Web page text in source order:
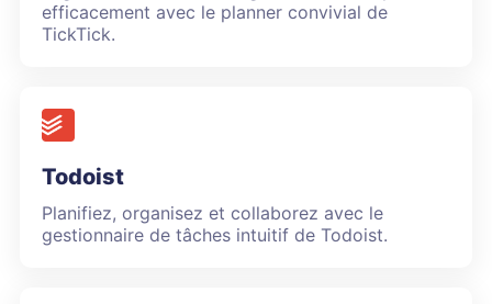
efficacement avec le planner convivial de
TickTick.
Todoist
Planifiez, organisez et collaborez avec le
gestionnaire de tâches intuitif de Todoist.